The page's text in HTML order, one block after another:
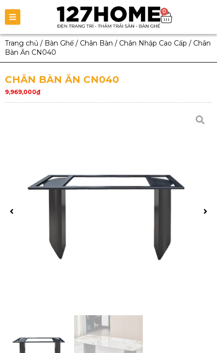
0
Trang chủ / Bàn Ghế / Chân Bàn / Chân Nhập Cao Cấp / Chân
Bàn Ăn CN040
CHÂN BÀN ĂN CN040
9,969,000₫